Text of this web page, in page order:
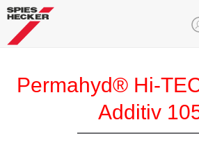
Permahyd® Hi-
Additiv